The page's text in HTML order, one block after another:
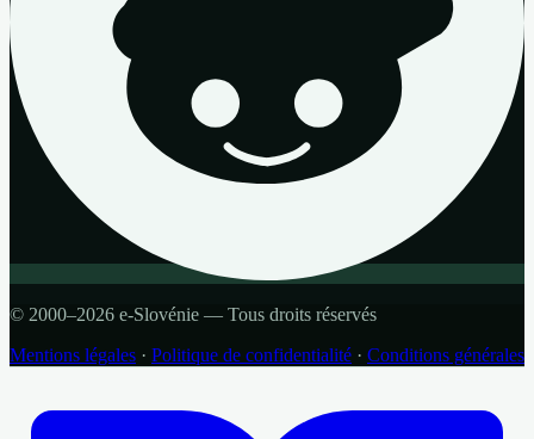
© 2000–2026 e-Slovénie — Tous droits réservés
Mentions légales · Politique de confidentialité · Conditions générales